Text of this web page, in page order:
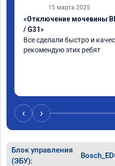
15 марта 2025
«Отключение мочевины
/ G31»
Все сделали быстро и
рекомендую этих ребят
‹ ›
Блок управления
(ЭБУ):